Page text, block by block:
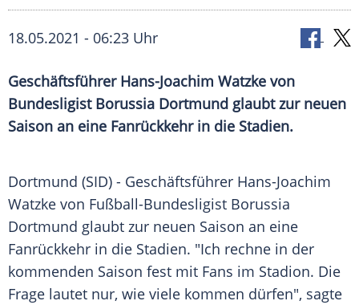
18.05.2021 - 06:23 Uhr
Geschäftsführer Hans-Joachim Watzke von
Bundesligist Borussia Dortmund glaubt zur neuen
Saison an eine Fanrückkehrin die Stadien.
Dortmund (SID) - Geschäftsführer Hans-Joachim
Watzke von Fußball-Bundesligist Borussia
Dortmund glaubt zur neuen Saison an eine
Fanrückkehr in die Stadien. "Ich rechne in der
kommenden Saison fest mit Fans im Stadion. Die
Frage lautet nur, wie viele kommen dürfen", sagte